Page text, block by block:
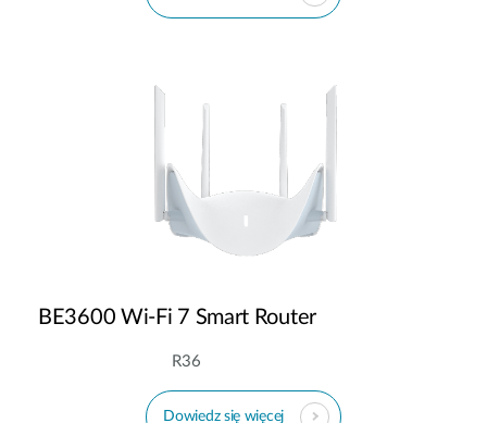
BE3600 Wi-Fi 7 Smart Router
R36
Dowiedz się więcej